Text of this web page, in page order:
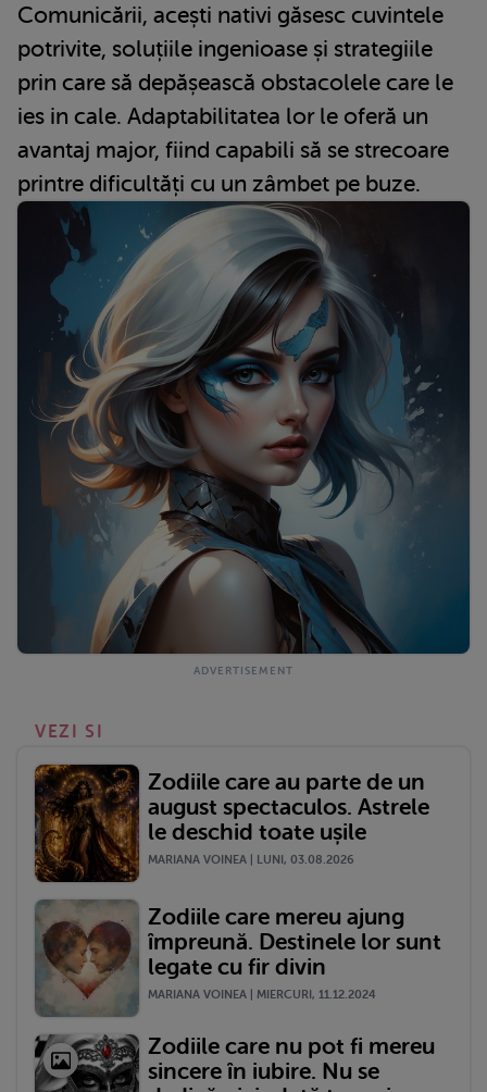
Comunicării, acești nativi găsesc cuvintele
potrivite, soluțiile ingenioase și strategiile
prin care să depășească obstacolele care le
ies in cale. Adaptabilitatea lor le oferă un
avantaj major, fiind capabili să se strecoare
printre dificultăți cu un zâmbet pe buze.
VEZI SI
Zodiile care au parte de un
august spectaculos. Astrele
le deschid toate ușile
MARIANA VOINEA | LUNI, 03.08.2026
Zodiile care mereu ajung
împreună. Destinele lor sunt
legate cu fir divin
MARIANA VOINEA | MIERCURI, 11.12.2024
Zodiile care nu pot fi mereu
sincere în iubire. Nu se